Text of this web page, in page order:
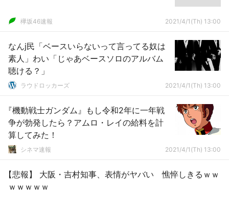
欅坂46速報 2021/4/1(Th) 13:00
なんj民「ベースいらないって言ってる奴は
素人」わい「じゃあベースソロのアルバム
聴ける？」
ラウドロッカーズ 2021/4/1(Th) 13:00
『機動戦士ガンダム』もし令和2年に一年戦
争が勃発したら？アムロ・レイの給料を計
算してみた！
シネマ速報 2021/4/1(Th) 13:00
【悲報】 大阪・吉村知事、表情がヤバい 憔悴しきるｗｗ
ｗｗｗｗｗ